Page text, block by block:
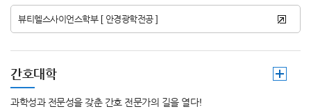
뷰티헬스사이언스학부 [ 안경광학전공 ]
간호대학
과학성과 전문성을 갖춘 간호 전문가의 길을 열다!